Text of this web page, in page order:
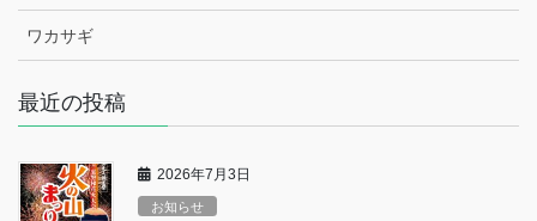
ワカサギ
最近の投稿
2026年7月3日
お知らせ